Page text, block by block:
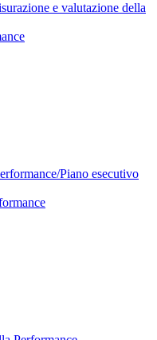
e valutazione della
Piano esecutivo